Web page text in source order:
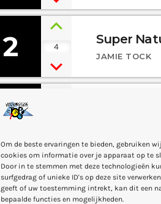
Om de beste ervaringen te bieden, gebruiken
cookies om informatie over je apparaat op te
Door in te stemmen met deze technologieën
surfgedrag of unieke ID's op deze site
geeft of uw toestemming intrekt, kan dit een
bepaalde functies en mogelijkheden.
2 4
Super
JAMIE TOCK
3
4 2
Red
FRANK LEE